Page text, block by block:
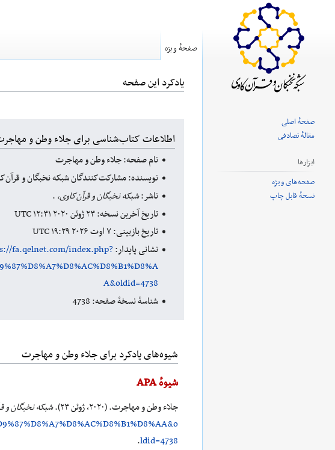
یادکرد این صفحه
ناوبری
جستجو
اطلاعات کتاب‌شناسی برای جلاء وطن و
نام صفحه: جلاء وطن و مهاجرت
نویسنده: مشارکت‌کنندگان شبکه نخبگان و
ناشر:شبکه نخبگان و قرآن‌کاوی،.
تاریخ آخرین نسخه: ۲۳ ژوئن ۲۰۲۰ ‏۱۲:۳۱ UTC
تاریخ بازبینی: ۷ اوت ۲۰۲۶ ‏۱۹:۲۹ UTC
نشانی پایدار:fa.qelnet.com/index.php?
A&oldid=4738
شناسهٔ نسخهٔ صفحه: 4738
شیوه‌های یادکرد برای جلاء وطن و مهاجرت
شیوهٔ APA
جلاء وطن و مهاجرت. (۲۰۲۰، ژوئن ۲۳). شبکه نخبگان و
ldid=4738
.
صفحهٔ ویژه
صفحهٔ اصلی
مقالهٔ تصادفی
ابزارها
صفحه‌های ویژه
نسخهٔ قابل چاپ